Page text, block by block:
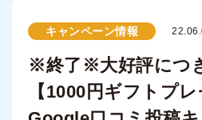
キャンペーン情報
※終了※大好評につ
【1000円ギフトプレ